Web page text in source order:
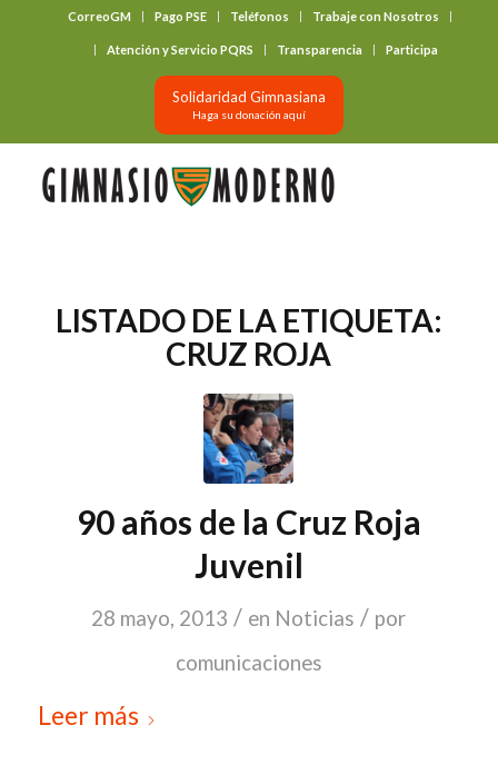
CorreoGM Pago PSE Teléfonos Trabaje con Nosotros
Atención y Servicio PQRS Transparencia Participa
Solidaridad Gimnasiana
Haga su donación aquí
LISTADO DE LA ETIQUETA:
CRUZ ROJA
90 años de la Cruz Roja
Juvenil
28 mayo, 2013 / en Noticias / por
comunicaciones
Leer más